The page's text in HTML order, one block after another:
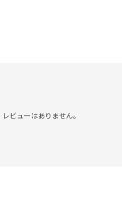
レビューはありません。